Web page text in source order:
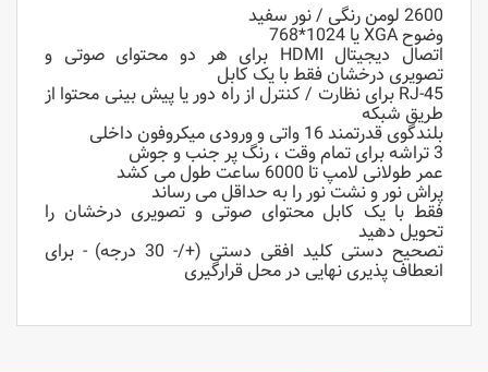
2600 لومن رنگی / نور سفید
وضوح XGA یا 1024*768
اتصال دیجیتال HDMI برای هر دو محتوای صوتی و
تصویری درخشان فقط با یک کابل
RJ-45 برای نظارت / کنترل از راه دور یا پیش بینی محتوا از
طریق شبکه
بلندگوی قدرتمند 16 واتی و ورودی میکروفون داخلی
3 تراشه برای تمام وقت ، رنگ پر جنب و جوش
عمر طولانی لامپ تا 6000 ساعت طول می کشد
پراش نور و نشت نور را به حداقل می رساند
فقط با یک کابل محتوای صوتی و تصویری درخشان را
تحویل دهید
تصحیح دستی کلید افقی دستی (+/- 30 درجه) - برای
انعطاف پذیری نهایی در محل قرارگیری